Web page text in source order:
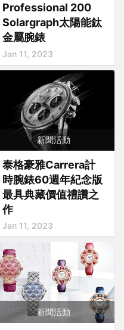
Professional 200
Solargraph太陽能鈦
金屬腕錶
Jan 11, 2023
新聞活動
泰格豪雅Carrera計
時腕錶60週年紀念版
最具典藏價值禮讚之
作
Jan 11, 2023
新聞活動